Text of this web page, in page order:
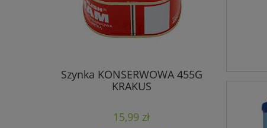
Szynka KONSERWOWA 455G
KRAKUS
15,99 zł